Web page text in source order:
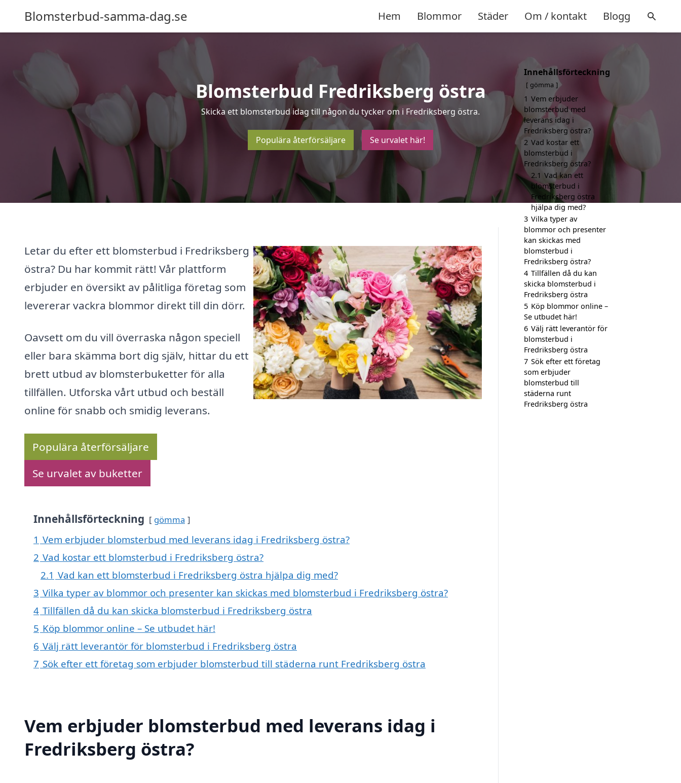
Blomsterbud-samma-dag.se Hem Blommor Städer Om / kontakt Blogg
Blomsterbud Fredriksberg östra
Skicka ett blomsterbud idag till någon du tycker om i Fredriksberg östra.
Populära återförsäljare Se urvalet här!
Letar du efter ett blomsterbud i Fredriksberg
östra? Du har kommit rätt! Vår plattform
erbjuder en översikt av pålitliga företag som
levererar vackra blommor direkt till din dörr.
Oavsett om du vill överraska någon speciell
eller bara skämma bort dig själv, hittar du ett
brett utbud av blomsterbuketter för alla
tillfällen. Utforska vårt utbud och beställ
online för snabb och smidig leverans.
Populära återförsäljare
Se urvalet av buketter
Innehållsförteckning gömma
1 Vem erbjuder blomsterbud med leverans idag i Fredriksberg östra?
2 Vad kostar ett blomsterbud i Fredriksberg östra?
2.1 Vad kan ett blomsterbud i Fredriksberg östra hjälpa dig med?
3 Vilka typer av blommor och presenter kan skickas med blomsterbud i Fredriksberg östra?
4 Tillfällen då du kan skicka blomsterbud i Fredriksberg östra
5 Köp blommor online – Se utbudet här!
6 Välj rätt leverantör för blomsterbud i Fredriksberg östra
7 Sök efter ett företag som erbjuder blomsterbud till städerna runt Fredriksberg östra
Vem erbjuder blomsterbud med leverans idag i
Fredriksberg östra?
Innehållsförteckning
gömma
1 Vem erbjuder
blomsterbud med
leverans idag i
Fredriksberg östra?
2 Vad kostar ett
blomsterbud i
Fredriksberg östra?
2.1 Vad kan ett
blomsterbud i
Fredriksberg östra
hjälpa dig med?
3 Vilka typer av
blommor och presenter
kan skickas med
blomsterbud i
Fredriksberg östra?
4 Tillfällen då du kan
skicka blomsterbud i
Fredriksberg östra
5 Köp blommor online –
Se utbudet här!
6 Välj rätt leverantör för
blomsterbud i
Fredriksberg östra
7 Sök efter ett företag
som erbjuder
blomsterbud till
städerna runt
Fredriksberg östra